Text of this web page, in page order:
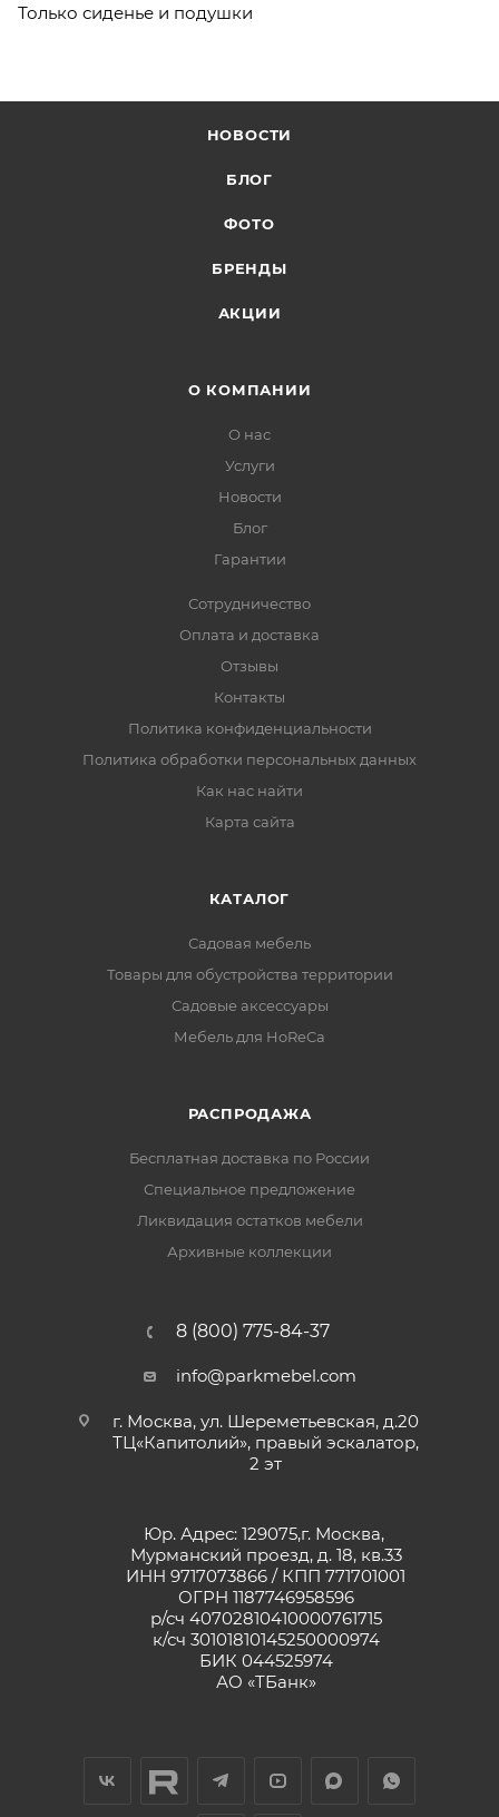
Только сиденье и подушки
НОВОСТИ
БЛОГ
ФОТО
БРЕНДЫ
АКЦИИ
О КОМПАНИИ
О нас
Услуги
Новости
Блог
Гарантии
Сотрудничество
Оплата и доставка
Отзывы
Контакты
Политика конфиденциальности
Политика обработки персональных данных
Как нас найти
Карта сайта
КАТАЛОГ
Садовая мебель
Товары для обустройства территории
Садовые аксессуары
Мебель для HoReCa
РАСПРОДАЖА
Бесплатная доставка по России
Специальное предложение
Ликвидация остатков мебели
Архивные коллекции
8 (800) 775-84-37
info@parkmebel.com
г. Москва, ул. Шереметьевская, д.20
ТЦ«Капитолий», правый эскалатор,
2 эт
Юр. Адрес: 129075,г. Москва,
Мурманский проезд, д. 18, кв.33
ИНН 9717073866 / КПП 771701001
ОГРН 1187746958596
р/сч 40702810410000761715
к/сч 30101810145250000974
БИК 044525974
АО «ТБанк»